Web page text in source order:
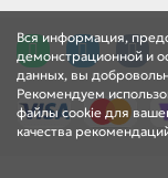
Вся информация,
демонстрационной и
данных, вы
Рекомендуем
файлы cookie для
качества